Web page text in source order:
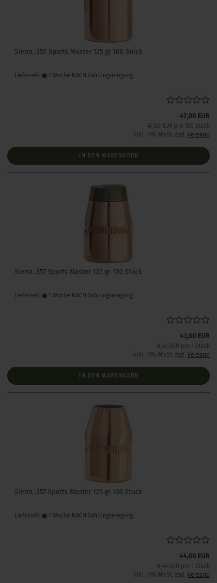
Sierra .355 Sports Master 125 gr 100 Stück
Lieferzeit: 1 Woche NACH Zahlungseingang
47,00 EUR
47,00 EUR pro 100 Stück
inkl. 19% MwSt. zzgl. Versand
IN DEN WARENKORB
Sierra .357 Sports Master 125 gr 100 Stück
Lieferzeit: 1 Woche NACH Zahlungseingang
43,00 EUR
0,43 EUR pro 1 Stück
inkl. 19% MwSt. zzgl. Versand
IN DEN WARENKORB
Sierra .357 Sports Master 125 gr 100 Stück
Lieferzeit: 1 Woche NACH Zahlungseingang
44,00 EUR
0,44 EUR pro 1 Stück
inkl. 19% MwSt. zzgl. Versand